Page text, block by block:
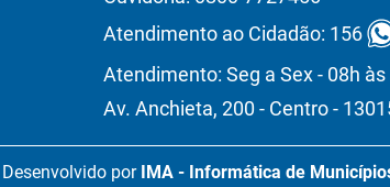
Atendimento ao Cidadão: 156
Atendimento: Seg a Sex - 08h às
Av. Anchieta, 200 - Centro -
Desenvolvido por IMA - Informática de